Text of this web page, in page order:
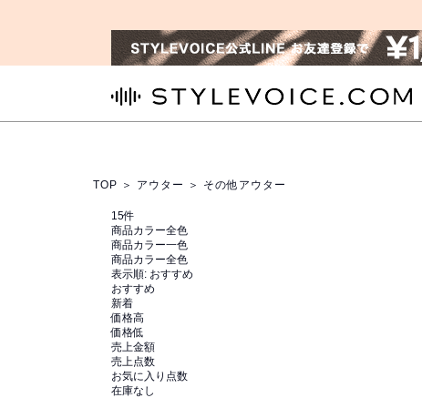
TOP ＞ アウター ＞ その他アウター
15件
商品カラー全色
商品カラー一色
商品カラー全色
表示順: おすすめ
おすすめ
新着
価格高
価格低
売上金額
売上点数
お気に入り点数
在庫なし